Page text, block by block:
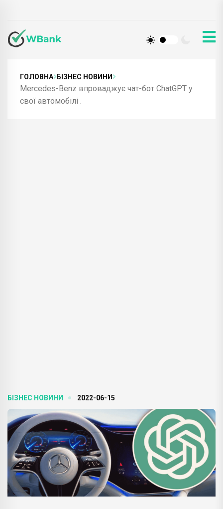
ГОЛОВНА БІЗНЕС НОВИНИ
Mercedes-Benz впроваджує чат-бот ChatGPT у
свої автомобілі .
БІЗНЕС НОВИНИ 2022-06-15